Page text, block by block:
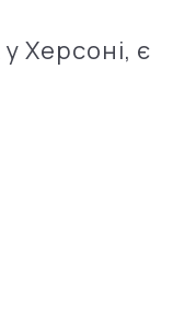
Херсоні, є